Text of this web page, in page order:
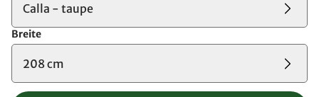
Calla - taupe
Breite
208 cm